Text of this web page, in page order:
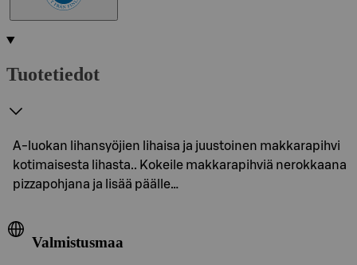
Tuotetiedot
A-luokan lihansyöjien lihaisa ja juustoinen makkarapihvi
kotimaisesta lihasta.. Kokeile makkarapihviä nerokkaana
pizzapohjana ja lisää päälle…
Valmistusmaa